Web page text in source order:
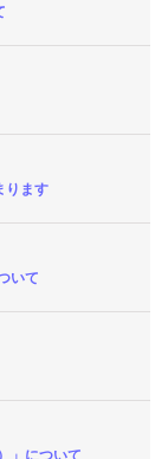
ります
いて
」について